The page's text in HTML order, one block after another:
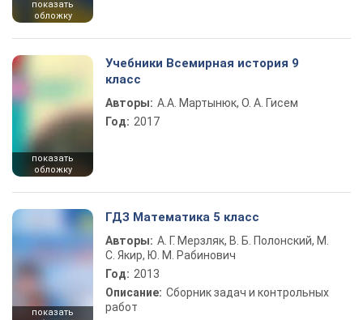
показать
обложку
показать
обложку
Учебники Всемирная история 9
класс
Авторы: А.А. Мартынюк, О. А. Гисем
Год: 2017
показать
ГДЗ Математика 5 класс
Авторы: А. Г. Мерзляк, В. Б. Полонский, М.
С. Якир, Ю. М. Рабинович
Год: 2013
Описание: Сборник задач и контрольных
работ